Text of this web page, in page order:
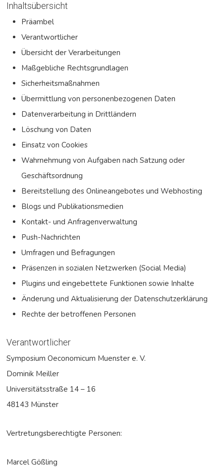
Inhaltsübersicht
Präambel
Verantwortlicher
Übersicht der Verarbeitungen
Maßgebliche Rechtsgrundlagen
Sicherheitsmaßnahmen
Übermittlung von personenbezogenen Daten
Datenverarbeitung in Drittländern
Löschung von Daten
Einsatz von Cookies
Wahrnehmung von Aufgaben nach Satzung oder
Geschäftsordnung
Bereitstellung des Onlineangebotes und Webhosting
Blogs und Publikationsmedien
Kontakt- und Anfragenverwaltung
Push-Nachrichten
Umfragen und Befragungen
Präsenzen in sozialen Netzwerken (Social Media)
Plugins und eingebettete Funktionen sowie Inhalte
Änderung und Aktualisierung der Datenschutzerklärung
Rechte der betroffenen Personen
Verantwortlicher
Symposium Oeconomicum Muenster e. V.
Dominik Meiller
Universitätsstraße 14 – 16
48143 Münster
Vertretungsberechtigte Personen:
Marcel Gößling